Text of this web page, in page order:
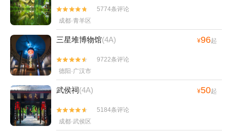


5774条评论
成都·青羊区
三星堆博物馆(4A) ¥96起


9722条评论
德阳·广汉市
武侯祠(4A) ¥50起


5184条评论
成都·武侯区